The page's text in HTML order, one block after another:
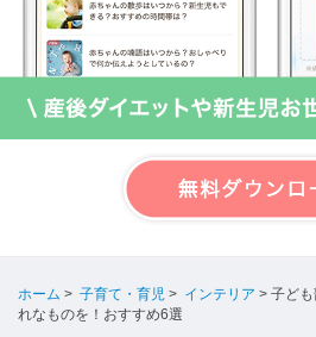
ホーム > 子育て・育児 > インテリア > 子ど
れなものを！おすすめ6選